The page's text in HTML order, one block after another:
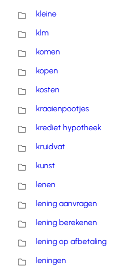
kleine
klm
komen
kopen
kosten
kraaienpootjes
krediet hypotheek
kruidvat
kunst
lenen
lening aanvragen
lening berekenen
lening op afbetaling
leningen